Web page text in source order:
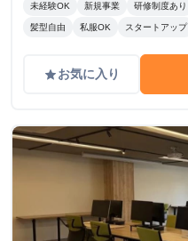
未経験OK 新規事業 研修制度あり
髪型自由 私服OK スタートアップ
gradeお気に入り